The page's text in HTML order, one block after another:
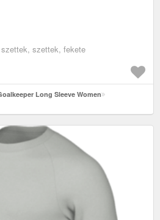
szettek, fekete
Long Sleeve Women